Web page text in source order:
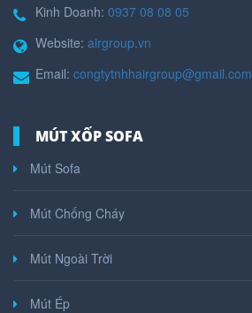
Kinh Doanh: 0937 08 08 05
Website: airgroup.vn
Email: congtytnhhairgroup@gmail.com
MÚT XỐP SOFA
Mút Sofa
Mút Chống Cháy
Mút Ngoài Trời
Mút Ép